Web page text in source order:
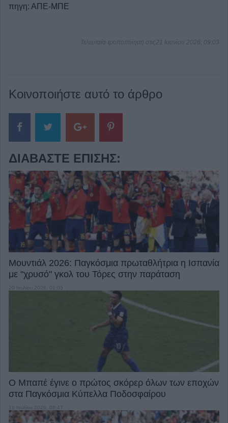
πηγη: ΑΠΕ-ΜΠΕ
Τελευταία τροποποίηση στις21 Ιουνίου 2026, 09:03
Κοινοποιήστε αυτό το άρθρο
ΔΙΑΒΆΣΤΕ ΕΠΊΣΗΣ:
Μουντιάλ 2026: Παγκόσμια πρωταθλήτρια η Ισπανία
με "χρυσό" γκολ του Τόρες στην παράταση
Ο Μπαπέ έγινε ο πρώτος σκόρερ όλων των εποχών
στα Παγκόσμια Κύπελλα Ποδοσφαίρου
19 Ιουλίου 2026, 08:47